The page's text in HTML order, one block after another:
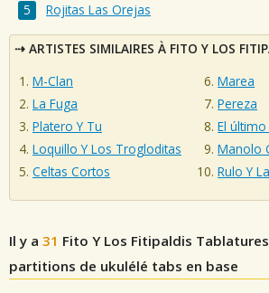
Rojitas Las Orejas
ARTISTES SIMILAIRES À FITO Y LOS
M-Clan
La Fuga
Platero Y Tu
Loquillo Y Los Trogloditas
Celtas Cortos
Marea
Pereza
El último
Manolo
Rulo Y
Il y a 31 Fito Y Los Fitipaldis
partitions de ukulélé tabs en base